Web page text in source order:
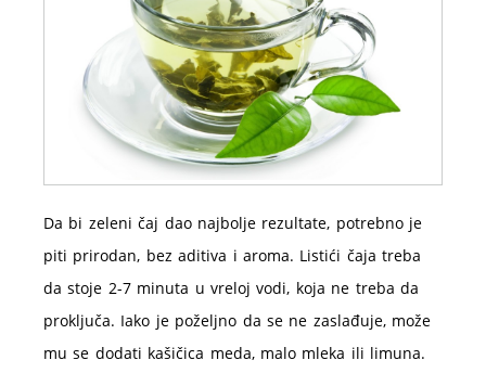
Da bi zeleni čaj dao najbolje rezultate, potrebno je
piti prirodan, bez aditiva i aroma. Listići čaja treba
da stoje 2-7 minuta u vreloj vodi, koja ne treba da
proključa. Iako je poželjno da se ne zaslađuje, može
mu se dodati kašičica meda, malo mleka ili limuna.